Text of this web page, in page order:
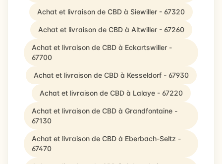
Achat et livraison de CBD à Siewiller - 67320
Achat et livraison de CBD à Altwiller - 67260
Achat et livraison de CBD à Eckartswiller -
67700
Achat et livraison de CBD à Kesseldorf - 67930
Achat et livraison de CBD à Lalaye - 67220
Achat et livraison de CBD à Grandfontaine -
67130
Achat et livraison de CBD à Eberbach-Seltz -
67470